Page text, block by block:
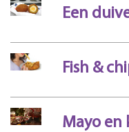
Een
Fish &
Mayo en